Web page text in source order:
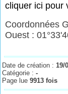
cliquer ici pour
Coordonnées
Ouest :
Date de création :19/
Catégorie :-
Page lue9913 fois